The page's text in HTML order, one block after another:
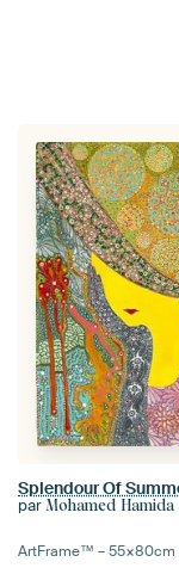
Splendour Of
par Mohamed Hamida
ArtFrame™ –55×80cm